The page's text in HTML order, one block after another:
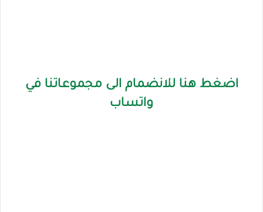
اضغط هنا للانضمام الى مجموعاتنا في
واتساب